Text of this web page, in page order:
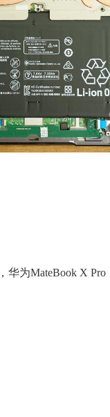
华为MateBook X Pro